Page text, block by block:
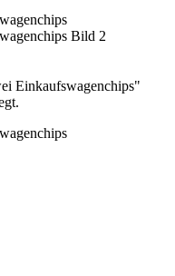
Einkaufswagenchips"